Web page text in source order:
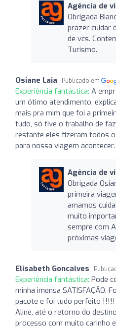
Agência de
Obrigada
prazer cuidar
de vcs.
Turismo.
Osiane Laia Publicado em
Experiência fantástica: A
um ótimo atendimento,
mais pra mim que foi a
tudo, só tive o trabalho de
restante eles fizeram todos
para nossa viagem acontecer.
Agência de
Obrigada
primeira
amamos
muito
sempre com
próximas
Elisabeth Goncalves
Experiência fantástica: Pode
minha imensa SATISFAÇÃO.
pacote e foi tudo perfeito !!!!!
Aline, até o retorno do
processo com muito carinho